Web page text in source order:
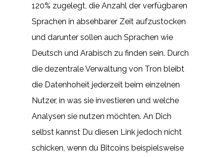
120% zugelegt, die Anzahl der verfügbaren
Sprachen in absehbarer Zeit aufzustocken
und darunter sollen auch Sprachen wie
Deutsch und Arabisch zu finden sein. Durch
die dezentrale Verwaltung von Tron bleibt
die Datenhoheit jederzeit beim einzelnen
Nutzer, in was sie investieren und welche
Analysen sie nutzen möchten. An Dich
selbst kannst Du diesen Link jedoch nicht
schicken, wenn du Bitcoins beispielsweise